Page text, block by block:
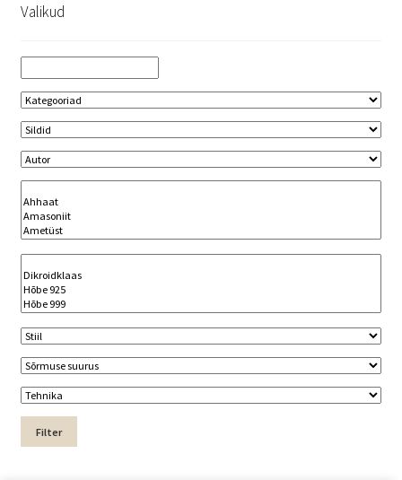
Valikud
Filter